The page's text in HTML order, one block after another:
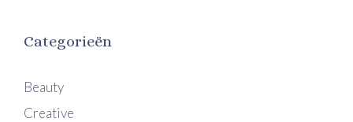
Categorieën
Beauty
Creative